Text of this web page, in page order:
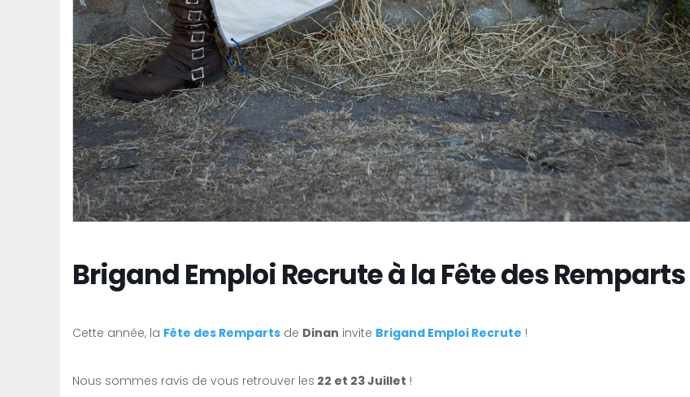
Brigand Emploi Recrute à la Fête des Remparts
Cette année, la Fête des Remparts de Dinan invite Brigand Emploi Recrute !
Nous sommes ravis de vous retrouver les 22 et 23 Juillet !